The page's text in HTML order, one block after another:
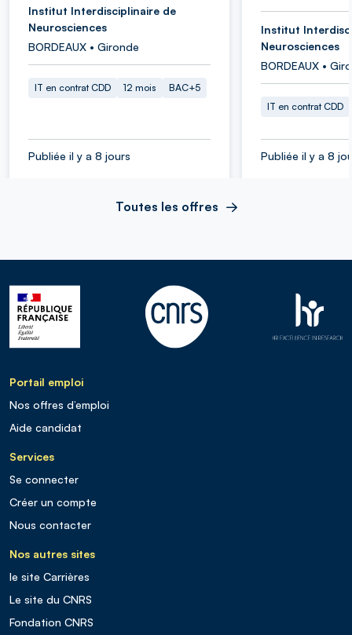
Institut Interdisciplinaire de
Neurosciences
BORDEAUX • Gironde
IT en contrat CDD 12 mois BAC+5
Publiée il y a 8 jours
Institut
Neurosciences
BORDEAUX •
IT en contrat CDD
Publiée il y a 8
Toutes les offres
Portail emploi
Nos offres d’emploi
Aide candidat
Services
Se connecter
Créer un compte
Nous contacter
Nos autres sites
le site Carrières
Le site du CNRS
Fondation CNRS